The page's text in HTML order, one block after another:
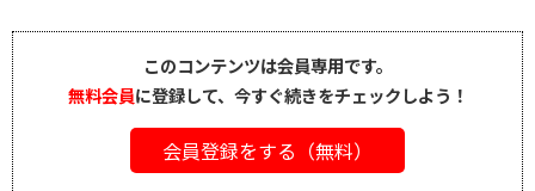
このコンテンツは会員専用です。
無料会員に登録して、今すぐ続きをチェックしよう！
会員登録をする（無料）